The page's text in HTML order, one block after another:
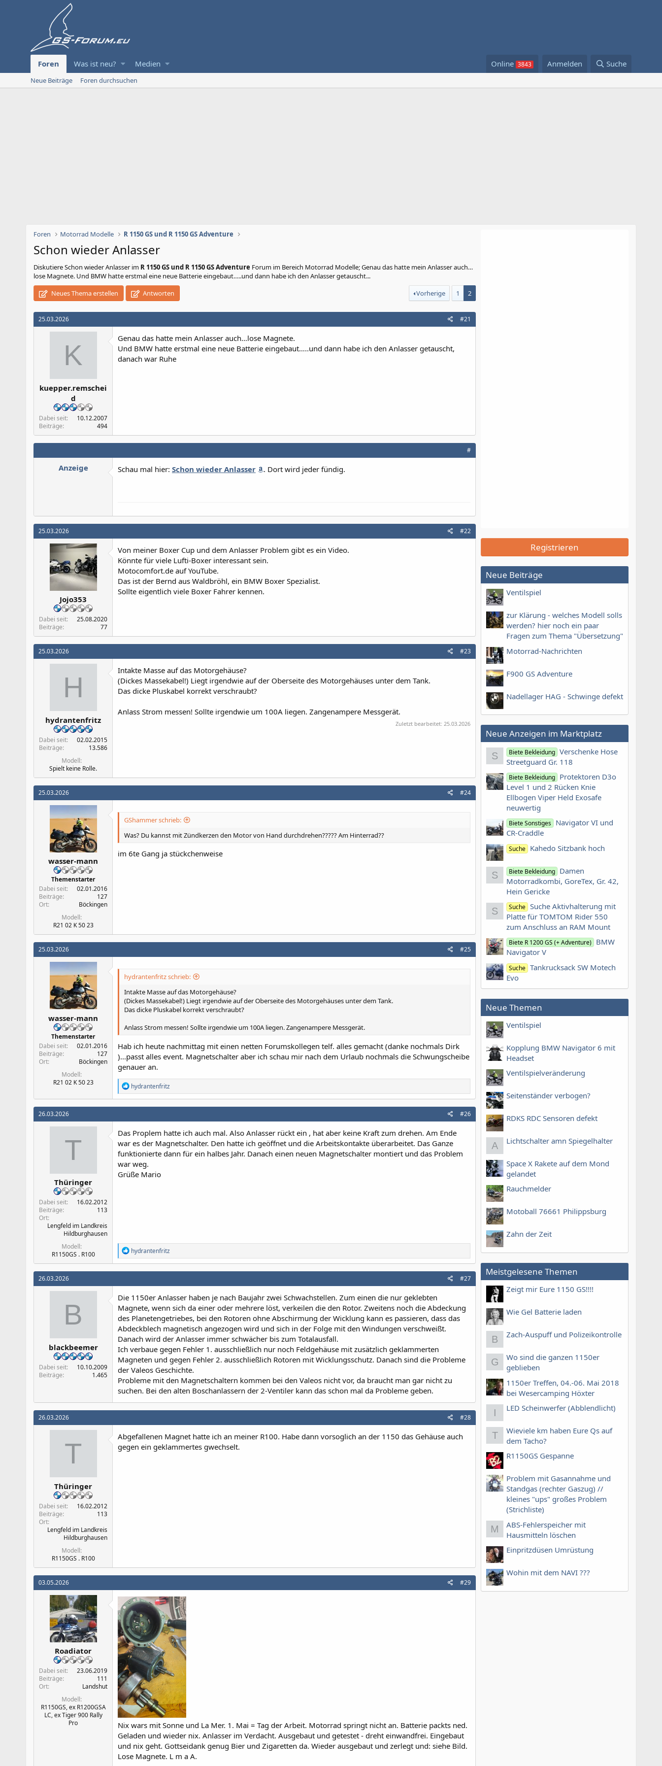
Foren Was ist neu? Medien Online Anmelden Suche
Neue Beiträge Foren durchsuchen
Foren Motorrad Modelle R 1150 GS und R 1150 GS Adventure
Schon wieder Anlasser
DiskutiereSchon wieder Anlasser im R 1150 GS und R 1150 GS Adventure Forum im Bereich Motorrad Modelle; Genau das hatte mein Anlasser auch…
lose Magnete. Und BMW hatte erstmal eine neue Batterie eingebaut…..und dann habe ich den Anlasser getauscht...
Neues Thema erstellen
Antworten Vorherige 1 2
25.03.2026 #21
K
kuepper.remschei
d
Dabei seit
10.12.2007
Beiträge
494
Genau das hatte mein Anlasser auch…lose Magnete.
Und BMW hatte erstmal eine neue Batterie eingebaut…..und dann habe ich den Anlasser getauscht,
danach war Ruhe
#
Anzeige Schau mal hier: Schon wieder Anlasser . Dort wird jeder fündig.
25.03.2026 #22
Jojo353
Dabei seit
25.08.2020
Beiträge
77
Von meiner Boxer Cup und dem Anlasser Problem gibt es ein Video.
Könnte für viele Lufti-Boxer interessant sein.
Motocomfort.de auf YouTube.
Das ist der Bernd aus Waldbröhl, ein BMW Boxer Spezialist.
Sollte eigentlich viele Boxer Fahrer kennen.
25.03.2026 #23
H
hydrantenfritz
Dabei seit
02.02.2015
Beiträge
13.586
Modell
Spielt keine Rolle.
Intakte Masse auf das Motorgehäuse?
(Dickes Massekabel!) Liegt irgendwie auf der Oberseite des Motorgehäuses unter dem Tank.
Das dicke Pluskabel korrekt verschraubt?
Anlass Strom messen! Sollte irgendwie um 100A liegen. Zangenampere Messgerät.
Zuletzt bearbeitet: 25.03.2026
25.03.2026 #24
wasser-mann
Themenstarter
Dabei seit
02.01.2016
Beiträge
127
Ort
Böckingen
Modell
R21 02 K 50 23
GShammer schrieb:
Was? Du kannst mit Zündkerzen den Motor von Hand durchdrehen????? Am Hinterrad??
im 6te Gang ja stückchenweise
25.03.2026 #25
wasser-mann
Themenstarter
Dabei seit
02.01.2016
Beiträge
127
Ort
Böckingen
Modell
R21 02 K 50 23
hydrantenfritz schrieb:
Intakte Masse auf das Motorgehäuse?
(Dickes Massekabel!) Liegt irgendwie auf der Oberseite des Motorgehäuses unter dem Tank.
Das dicke Pluskabel korrekt verschraubt?
Anlass Strom messen! Sollte irgendwie um 100A liegen. Zangenampere Messgerät.
Hab ich heute nachmittag mit einen netten Forumskollegen telf. alles gemacht (danke nochmals Dirk
)...passt alles event. Magnetschalter aber ich schau mir nach dem Urlaub nochmals die Schwungscheibe
genauer an.
R
e
a
k
o
n
e
n
hydrantenfritz
26.03.2026 #26
T
Thüringer
Dabei seit
16.02.2012
Beiträge
113
Ort
Lengfeld im Landkreis
Hildburghausen
Modell
R1150GS . R100
Das Proplem hatte ich auch mal. Also Anlasser rückt ein , hat aber keine Kraft zum drehen. Am Ende
war es der Magnetschalter. Den hatte ich geöffnet und die Arbeitskontakte überarbeitet. Das Ganze
funktionierte dann für ein halbes Jahr. Danach einen neuen Magnetschalter montiert und das Problem
war weg.
Grüße Mario
R
e
a
k
o
n
e
n
:
hydrantenfritz
26.03.2026 #27
B
blackbeemer
Dabei seit
10.10.2009
Beiträge
1.465
Die 1150er Anlasser haben je nach Baujahr zwei Schwachstellen. Zum einen die nur geklebten
Magnete, wenn sich da einer oder mehrere löst, verkeilen die den Rotor. Zweitens noch die Abdeckung
des Planetengetriebes, bei den Rotoren ohne Abschirmung der Wicklung kann es passieren, dass das
Abdeckblech magnetisch angezogen wird und sich in der Folge mit den Windungen verschweißt.
Danach wird der Anlasser immer schwächer bis zum Totalausfall.
Ich verbaue gegen Fehler 1. ausschließlich nur noch Feldgehäuse mit zusätzlich geklammerten
Magneten und gegen Fehler 2. ausschließlich Rotoren mit Wicklungsschutz. Danach sind die Probleme
der Valeos Geschichte.
Probleme mit den Magnetschaltern kommen bei den Valeos nicht vor, da braucht man gar nicht zu
suchen. Bei den alten Boschanlassern der 2-Ventiler kann das schon mal da Probleme geben.
26.03.2026 #28
T
Thüringer
Dabei seit
16.02.2012
Beiträge
113
Ort
Lengfeld im Landkreis
Hildburghausen
Modell
R1150GS . R100
Abgefallenen Magnet hatte ich an meiner R100. Habe dann vorsoglich an der 1150 das Gehäuse auch
gegen ein geklammertes gwechselt.
03.05.2026 #29
Roadiator
Dabei seit
23.06.2019
Beiträge
111
Ort
Landshut
Modell
R1150GS, ex R1200GSA
LC, ex Tiger 900 Rally
Pro
Nix wars mit Sonne und La Mer. 1. Mai = Tag der Arbeit. Motorrad springt nicht an. Batterie packts ned.
Geladen und wieder nix. Anlasser im Verdacht. Ausgebaut und getestet - dreht einwandfrei. Eingebaut
und nix geht. Gottseidank genug Bier und Zigaretten da. Wieder ausgebaut und zerlegt und: siehe Bild.
Lose Magnete. L m a A.
Registrieren
Neue Beiträge
Ventilspiel
zur Klärung - welches Modell solls
werden? hier noch ein paar
Fragen zum Thema "Übersetzung"
Motorrad-Nachrichten
F900 GS Adventure
Nadellager HAG - Schwinge defekt
Neue Anzeigen im Marktplatz
S Biete Bekleidung Verschenke Hose
Streetguard Gr. 118
Biete Bekleidung Protektoren D3o
Level 1 und 2 Rücken Knie
Ellbogen Viper Held Exosafe
neuwertig
Biete Sonstiges Navigator VI und
CR-Craddle
Suche Kahedo Sitzbank hoch
S Biete Bekleidung Damen
Motorradkombi, GoreTex, Gr. 42,
Hein Gericke
S Suche Suche Aktivhalterung mit
Platte für TOMTOM Rider 550
zum Anschluss an RAM Mount
Biete R 1200 GS (+ Adventure) BMW
Navigator V
Suche Tankrucksack SW Motech
Evo
Neue Themen
Ventilspiel
Kopplung BMW Navigator 6 mit
Headset
Ventilspielveränderung
Seitenständer verbogen?
RDKS RDC Sensoren defekt
A Lichtschalter amn Spiegelhalter
Space X Rakete auf dem Mond
gelandet
Rauchmelder
Motoball 76661 Philippsburg
Zahn der Zeit
Meistgelesene Themen
Zeigt mir Eure 1150 GS!!!!
Wie Gel Batterie laden
B Zach-Auspuff und Polizeikontrolle
G
Wo sind die ganzen 1150er
geblieben
1150er Treffen, 04.-06. Mai 2018
bei Wesercamping Höxter
I LED Scheinwerfer (Abblendlicht)
T
Wieviele km haben Eure Qs auf
dem Tacho?
R1150GS Gespanne
Problem mit Gasannahme und
Standgas (rechter Gaszug) //
kleines "ups" großes Problem
(Strichliste)
M
ABS-Fehlerspeicher mit
Hausmitteln löschen
Einpritzdüsen Umrüstung
Wohin mit dem NAVI ???